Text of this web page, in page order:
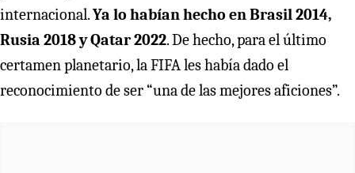
internacional.Ya lo habían hecho en Brasil 2014,
Rusia 2018 y Qatar 2022. De hecho, para el último
certamen planetario, la FIFA les había dado el
reconocimiento de ser “una de las mejores aficiones”.